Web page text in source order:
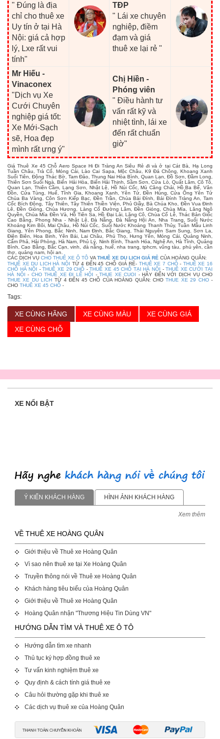
" Đúng là địa
chỉ cho thuê xe
Uy tín ở tại Hà
Nội: giá cả hợp
lý, Lxe rất vui
tính"
TĐP
" Lái xe chuyên
nghiệp, điềm
đạm và giá
thuê xe lại rẻ "
Mr Hiếu -
Vinaconex
"Dịch vụ Xe
Cưới Chuyên
nghiệp giá tốt:
Xe Mới-Sạch
sẽ, Hoa đẹp
mình rất ưng ý"
Chị Hiền -
Phóng viên
" Điều hành tư
vấn rất kỹ và
nhiệt tình, lái xe
đến rất chuẩn
giờ"
Giá Thuê Xe 45 Chỗ Aero Space Hi Đi Tràng An Siêu Rẻ đi và ở tại Cát Bà, Hạ Long
Tuần Châu, Trà Cổ, Móng Cái, Lào Cai Sapa, Mộc Châu, K9 Đá Chông, Khoang Xanh
Suối Tiên, Động Thác Bờ, Tam Đảo, Thung Nai Hòa Bình, Quan Lạn, Đồ Sơn, Đầm Long,
Thiên Sơn Suối Ngà, Biển Hải Hòa, Biển Hải Thịnh, Sầm Sơn, Cửa Lò, Quất Lâm, Cô Tô,
Quan Lạn, Thiên Cầm, Lạng Sơn, Nhật Lệ, Hồ Núi Cốc, Mù Căng Chải, Hồ Ba Bể, Vân
Đồn, Cửa Tùng, Huế, Tĩnh Gia, Khoang Xanh, Yên Tử, Đền Hùng, Cửa Ông Yên Tử
Chùa Ba Vàng, Côn Sơn Kiếp Bạc, Đền Trần, Chùa Bái Đính, Bái Đính Tràng An, Tam
Cốc Bích Động, Tây Thiên, Tây Thiên Thiền Viện, Phủ Giầy, Bà Chúa Kho, Đền Vua Đinh
Lê, Đền Gióng, Chùa Hương, Làng Cổ Đường Lâm, Đền Gióng, Chùa Mía, Lăng Ngô
Quyền, Chùa Mía Đền Và, Hồ Tiên Sa, Hồ Đại Lải, Lăng Cô, Chùa Cổ Lễ, Thác Bản Giốc
Cao Bằng, Phong Nha - Nhật Lệ, Đà Nẵng, Đà Nẵng Hội An, Nha Trang, Suối Nước
Khoáng Kim Bôi, Mai Châu, Hồ Núi Cốc, Suối Nước Khoáng Thanh Thủy, Tuần Mẫu Linh
Giang, Yên Phong, Bắc Ninh, Nam Định, Bắc Giang, Thái Nguyên Sam Sung, Sơn La,
Điện Biên, Hoa Binh, Yên Bái, Lai Châu, Phú Thọ, Hưng Yên, Móng Cái, Quảng Ninh,
Cẩm Phả, Hải Phòng, Hà Nam, Phủ Lý, Ninh Bình, Thanh Hóa, Nghệ An, Hà Tĩnh, Quảng
Bình, Cao Bằng, Bắc Cạn, vinh, đà nẵng, huế, nha trang, tphcm, vũng tàu, phú yên, cần
thơ, quảng nam, hội an.
CÁC DỊCH VỤ CHO THUÊ XE Ô TÔ VA THUÊ XE DU LỊCH GIÁ RẺ CỦA HOÀNG QUÂN:
THUÊ XE DU LỊCH HÀ NỘI TỪ 4 ĐẾN 45 CHỖ GIÁ RẺ- THUÊ XE 7 CHỖ- THUÊ XE 16
CHỖ HÀ NỘI -THUÊ XE 29 CHỖ -THUÊ XE 45 CHỖ TẠI HÀ NỘI -THUÊ XE CƯỚI TẠI
HÀ NỘI - CHO THUÊ XE ĐI LỄ HỘI -THUE XE CUOI - HÃY ĐẾN VỚI DỊCH VỤ CHO
THUE XE DU LICH TỪ 4 ĐẾN 45 CHỖ CỦA HOÀNG QUÂN: CHOTHUE XE 29 CHO-
CHO THUÊ XE 45 CHỖ -
Tags:
XE CÙNG HÃNG XE CÙNG MÀU
XE CÙNG GIÁ
XE CÙNG CHỖ
XE NỔI BẬT
Ý KIẾN KHÁCH HÀNG HÌNH ẢNH KHÁCH HÀNG
Xem thêm
VỀ THUÊ XE HOÀNG QUÂN
Giới thiệu về Thuê xe Hoàng Quân
Vì sao nên thuê xe tại Xe Hoàng Quân
Truyền thông nói về Thuê xe Hoàng Quân
Khách hàng tiêu biểu của Hoàng Quân
Giới thiệu về Thuê xe Hoàng Quân
Hoàng Quân nhận "Thương Hiệu Tin Dùng VN"
HƯỚNG DẪN TÌM VÀ THUÊ XE Ô TÔ
Hướng dẫn tìm xe nhanh
Thủ tục ký hợp đồng thuê xe
Tư vấn kinh nghiệm thuê xe
Quy định & cách tính giá thuê xe
Câu hỏi thường gặp khi thuê xe
Các dịch vụ thuê xe của Hoàng Quân